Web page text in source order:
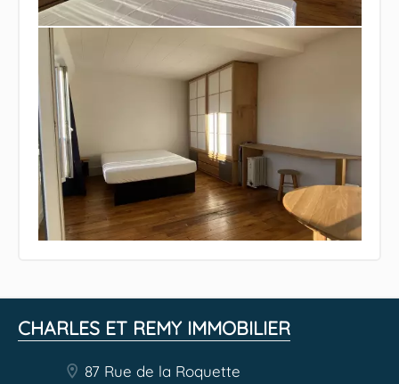
CHARLES ET REMY IMMOBILIER
87 Rue de la Roquette